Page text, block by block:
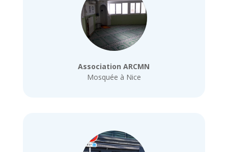
Association ARCMN
Mosquée à Nice